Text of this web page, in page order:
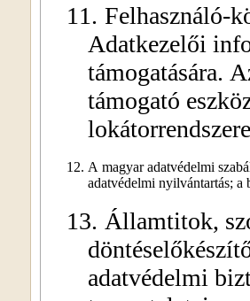
11. Felhasználó-
Adatkezelői
támogatására.
támogató
12. A magyar adatvédelmi
adatvédelmi nyilvántartás; a
13. Államtitok,
adatvédelmi